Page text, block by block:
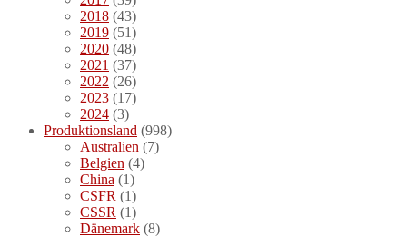
2018 (43)
2019 (51)
2020 (48)
2021 (37)
2022 (26)
2023 (17)
2024 (3)
Produktionsland (998)
Australien (7)
Belgien (4)
China (1)
CSFR (1)
CSSR (1)
Dänemark (8)